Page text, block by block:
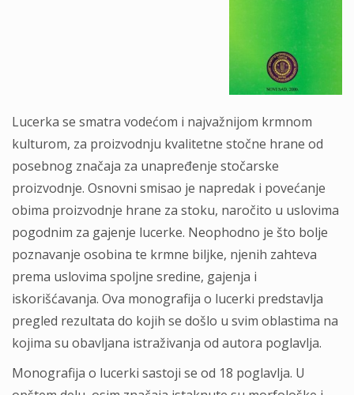
Lucerka se smatra vodećom i najvažnijom krmnom
kulturom, za proizvodnju kvalitetne stočne hrane od
posebnog značaja za unapređenje stočarske
proizvodnje. Osnovni smisao je napredak i povećanje
obima proizvodnje hrane za stoku, naročito u uslovima
pogodnim za gajenje lucerke. Neophodno je što bolje
poznavanje osobina te krmne biljke, njenih zahteva
prema uslovima spoljne sredine, gajenja i
iskorišćavanja. Ova monografija o lucerki predstavlja
pregled rezultata do kojih se došlo u svim oblastima na
kojima su obavljana istraživanja od autora poglavlja.
Monografija o lucerki sastoji se od 18 poglavlja. U